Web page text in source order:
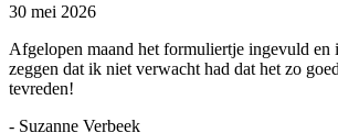
30 mei 2026
Afgelopen maand het formuliertje ingevuld en
zeggen dat ik niet verwacht had dat het zo
tevreden!
- Suzanne Verbeek